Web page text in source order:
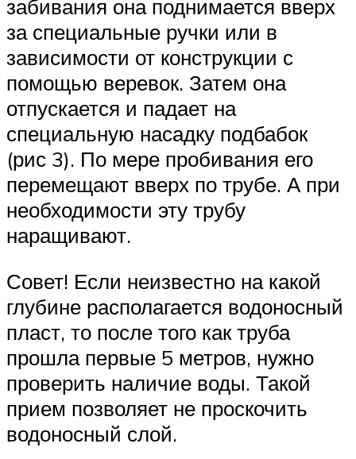
забивания она поднимается вверх
за специальные ручки или в
зависимости от конструкции с
помощью веревок. Затем она
отпускается и падает на
специальную насадку подбабок
(рис 3). По мере пробивания его
перемещают вверх по трубе. А при
необходимости эту трубу
наращивают.
Совет! Если неизвестно на какой
глубине располагается водоносный
пласт, то после того как труба
прошла первые 5 метров, нужно
проверить наличие воды. Такой
прием позволяет не проскочить
водоносный слой.